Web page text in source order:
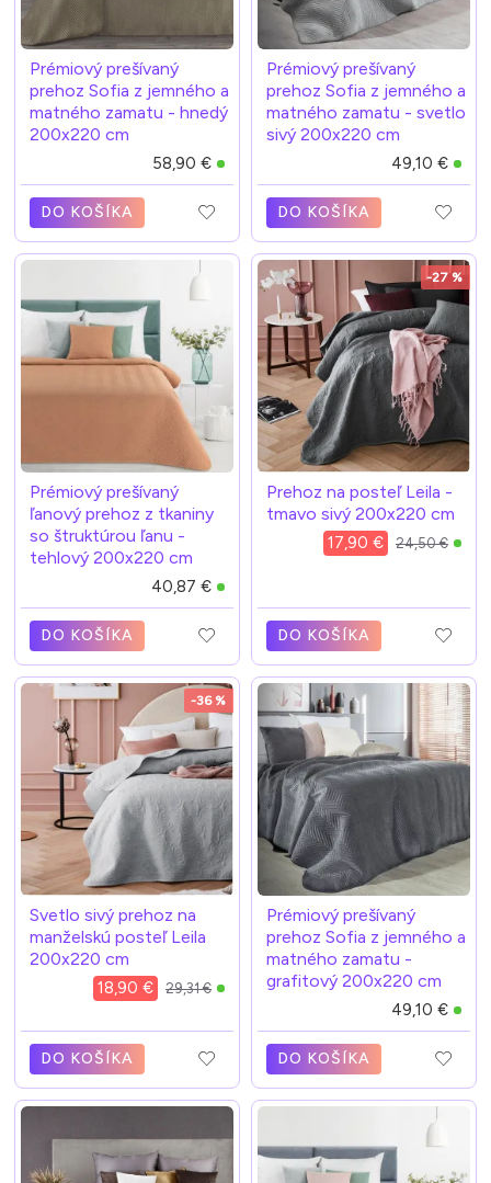
Prémiový prešívaný
prehoz Sofia z jemného a
matného zamatu - hnedý
200x220 cm
58,90 €
DO KOŠÍKA
Prémiový prešívaný
prehoz Sofia z jemného a
matného zamatu - svetlo
sivý 200x220 cm
49,10 €
DO KOŠÍKA
Prémiový prešívaný
ľanový prehoz z tkaniny
so štruktúrou ľanu -
tehlový 200x220 cm
40,87 €
DO KOŠÍKA
-27 %
Prehoz na posteľ Leila -
tmavo sivý 200x220 cm
17,90 € 24,50 €
DO KOŠÍKA
-36 %
Svetlo sivý prehoz na
manželskú posteľ Leila
200x220 cm
18,90 € 29,31 €
DO KOŠÍKA
Prémiový prešívaný
prehoz Sofia z jemného a
matného zamatu -
grafitový 200x220 cm
49,10 €
DO KOŠÍKA